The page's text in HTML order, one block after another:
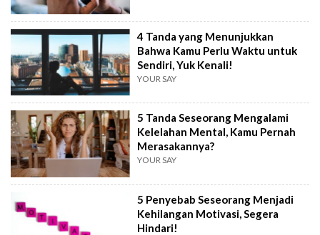
4 Tanda yang Menunjukkan
Bahwa Kamu Perlu Waktu untuk
Sendiri, Yuk Kenali!
YOUR SAY
5 Tanda Seseorang Mengalami
Kelelahan Mental, Kamu Pernah
Merasakannya?
YOUR SAY
5 Penyebab Seseorang Menjadi
Kehilangan Motivasi, Segera
Hindari!